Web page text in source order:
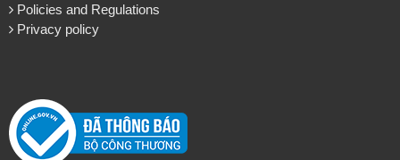
Policies and Regulations
Privacy policy